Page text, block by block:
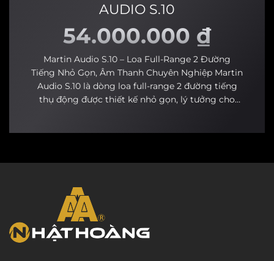
AUDIO S.10
54.000.000 ₫
Martin Audio S.10 – Loa Full-Range 2 Đường
Tiếng Nhỏ Gọn, Âm Thanh Chuyên Nghiệp Martin
Audio S.10 là dòng loa full-range 2 đường tiếng
thụ động được thiết kế nhỏ gọn, lý tưởng cho